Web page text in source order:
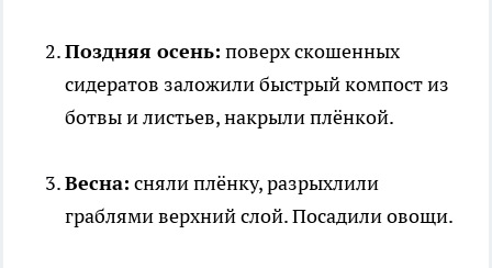
Поздняя осень: поверх скошенных
сидератов заложили быстрый компост из
ботвы и листьев, накрыли плёнкой.
Весна: сняли плёнку, разрыхлили
граблями верхний слой. Посадили овощи.